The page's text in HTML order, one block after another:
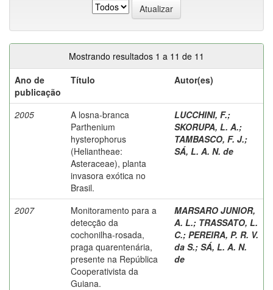
Mostrando resultados 1 a 11 de 11
Ano de
publicação
Título Autor(es)
2005
A losna-branca
Parthenium
hysterophorus
(Heliantheae:
Asteraceae), planta
invasora exótica no
Brasil.
LUCCHINI, F.;
SKORUPA, L. A.;
TAMBASCO, F. J.;
SÁ, L. A. N. de
2007
Monitoramento para a
detecção da
cochonilha-rosada,
praga quarentenária,
presente na República
Cooperativista da
Guiana.
MARSARO JUNIOR,
A. L.; TRASSATO, L.
C.; PEREIRA, P. R. V.
da S.; SÁ, L. A. N.
de